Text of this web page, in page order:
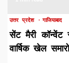
उत्तर प्रदेश गाजियाबाद
सेंट मैरी कॉन्वेंट
वार्षिक खेल